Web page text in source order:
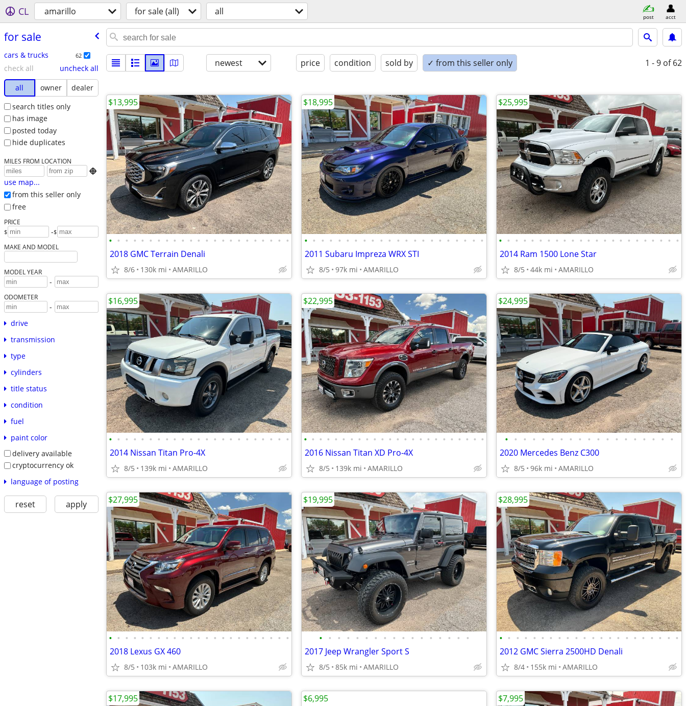
CL amarillo for sale (all) all post acct
for sale
cars & trucks 62
check all
uncheck all
all
owner
dealer
search titles only
has image
posted today
hide duplicates
MILES FROM LOCATION

use map...
from this seller only
free
PRICE
$ -$
MAKE AND MODEL
MODEL YEAR
-
ODOMETER
-
drive
transmission
type
cylinders
title status
condition
fuel
paint color
delivery available
cryptocurrency ok
language of posting
reset apply
newest price condition sold by ✓ from this seller only 1 - 9 of 62
• • • • • • • • • • • • • • • • • • • • • • •
2018 GMC Terrain Denali
8/6 130k mi AMARILLO
$13,995
• • • • • • • • • • • • • • • • • • • • • •
2011 Subaru Impreza WRX STI
8/5 97k mi AMARILLO
$18,995
• • • • • • • • • • • • • • • • • • • • • • •
2014 Ram 1500 Lone Star
8/5 44k mi AMARILLO
$25,995
• • • • • • • • • • • • • • • • • • • • • • •
2014 Nissan Titan Pro-4X
8/5 139k mi AMARILLO
$16,995
• • • • • • • • • • • • • • • • • • • • • • • •
2016 Nissan Titan XD Pro-4X
8/5 139k mi AMARILLO
$22,995
• • • • • • • • • • • • • • • • • • •
2020 Mercedes Benz C300
8/5 96k mi AMARILLO
$24,995
• • • • • • • • • • • • • • • • • • • • • • •
2018 Lexus GX 460
8/5 103k mi AMARILLO
$27,995
• • • • • • • • • • • • • • • • •
2017 Jeep Wrangler Sport S
8/5 85k mi AMARILLO
$19,995
• • • • • • • • • • • • • • • • • • • • • •
2012 GMC Sierra 2500HD Denali
8/4 155k mi AMARILLO
$28,995
$17,995 $6,995 $7,995